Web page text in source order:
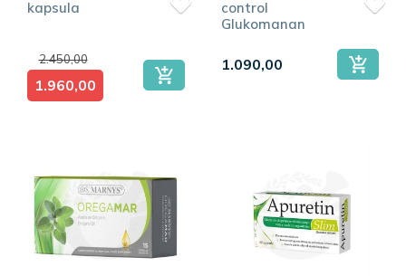
Napomena: biljni preparati nisu zamena za terapiju; kod
kapsula
2.450,00
1.960,00
control
Glukomanan
kapsula
1.090,00